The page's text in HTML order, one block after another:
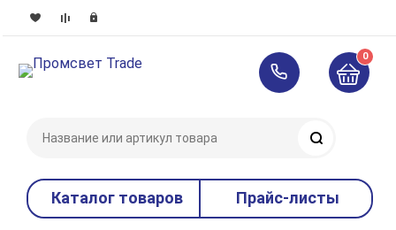
0
Каталог товаров Прайс-листы